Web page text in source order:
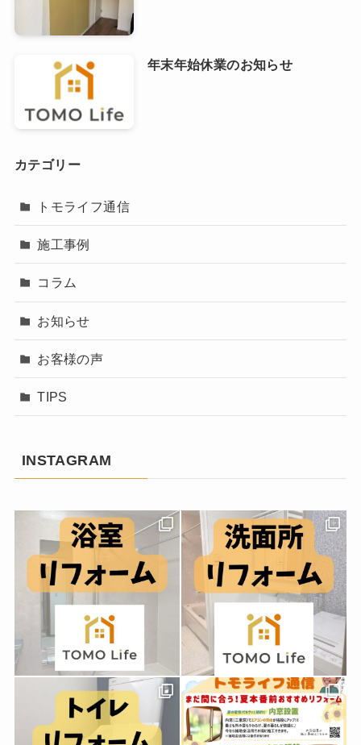
年末年始休業のお知らせ
カテゴリー
トモライフ通信
施工事例
コラム
お知らせ
お客様の声
TIPS
INSTAGRAM